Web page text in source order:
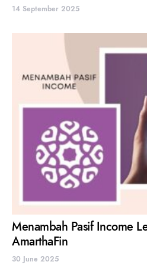
14 September 2025
Menambah Pasif Income
AmarthaFin
30 June 2025